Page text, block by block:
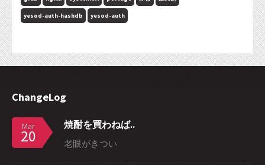
yesod-auth-hashdb yesod-auth
ChangeLog
Mar
20
焼酎を買わねば..
老眼がきつい